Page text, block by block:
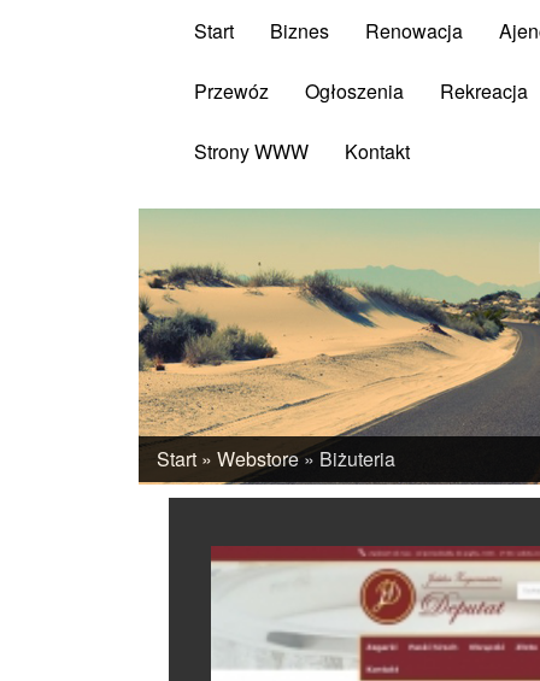
Start Biznes Renowacja
Przewóz Ogłoszenia Rekreacja
Strony WWW Kontakt
Start » Webstore» Biżuteria